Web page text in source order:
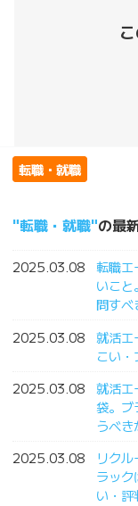
転職・就職
転職・就職 の最
2025.03.08
転職エ
いこ
問すべ
2025.03.08
就活エ
こい
2025.03.08
就活エ
袋。ブ
うべき
2025.03.08
リク
ラッ
い・